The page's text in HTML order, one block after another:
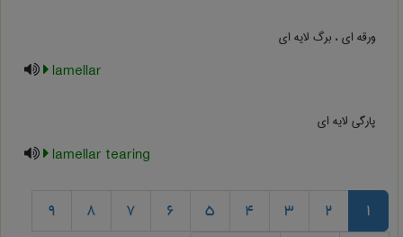
ورقه ای ، برگ لایه ای
lamellar
پارگی لایه ای
lamellar tearing
1
2
3
4
5
6
7
8
9